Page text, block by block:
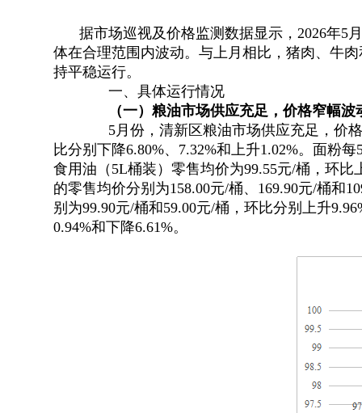
据市场巡视及价格监测数据显示 ， 2026年5
体在合理范围内波动。与上月相比 ， 猪肉、牛
持平稳运行。
一、具体运行情况
（一） 粮油市场供应充足 ，价格窄幅波
5月份 ， 清新区粮油市场供应充足，价
比分别下降6.80%、7.32%和上升1.02%。面粉
食用油（5L桶装）零售均价为99.55元/桶，环比
的零售均价分别为158.00元/桶、169.90元/桶和
别为99.90元/桶和59.00元/桶，环比分别上升
0.94%和下降6.61%。